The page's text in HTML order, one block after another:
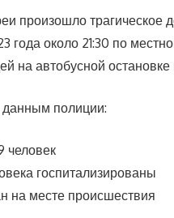
произошло трагическое
года около 21:30 по
на автобусной
полиции:
человек
госпитализированы
на месте происшествия